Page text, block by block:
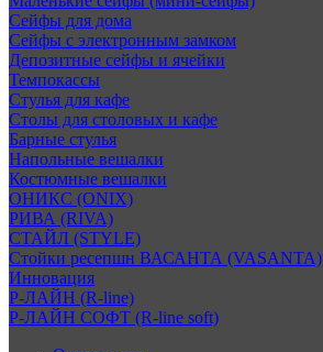
Сейфы для дома
Сейфы с электронным замком
Депозитные сейфы и ячейки
Темпокассы
Стулья для кафе
Столы для столовых и кафе
Барные стулья
Напольные вешалки
Костюмные вешалки
ОНИКС (ONIX)
РИВА (RIVA)
СТАЙЛ (STYLE)
Стойки ресепшн ВАСАНТА (VASANTA)
Инновация
Р-ЛАЙН (R-line)
Р-ЛАЙН СОФТ (R-line soft)